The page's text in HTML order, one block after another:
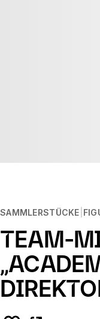
SAMMLERSTÜCKE
TEAM-